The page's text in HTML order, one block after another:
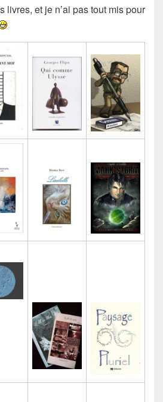
livres, et je n’ai pas tout mis pour